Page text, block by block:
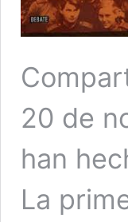
20 de
han
La